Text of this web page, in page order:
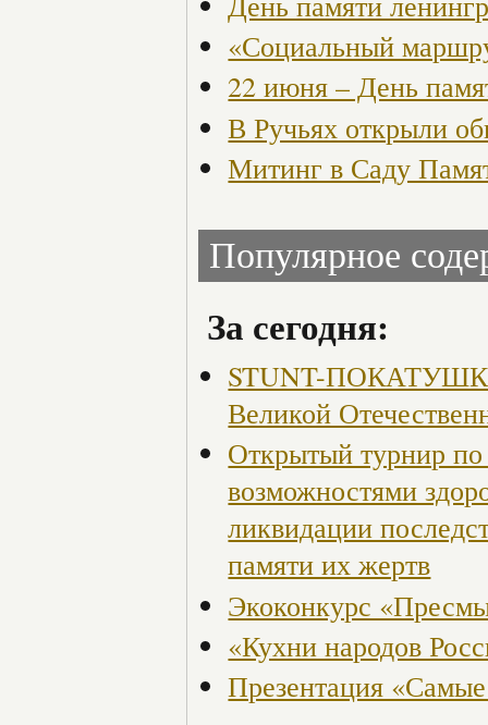
«Социальный
22 июня – День
В Ручьях открыли
Митинг в Саду
Популярное
За сегодня:
STUNT-
Великой
Открытый турнир
возможностями
ликвидации
памяти их жертв
Экоконкурс
«Кухни народов
Презентация